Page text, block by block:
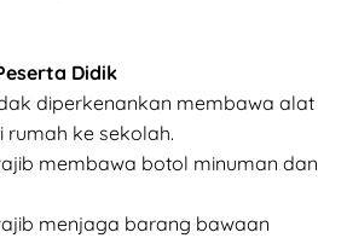
Didik
diperkenankan membawa alat
rumah ke sekolah.
membawa botol minuman dan
menjaga barang bawaan